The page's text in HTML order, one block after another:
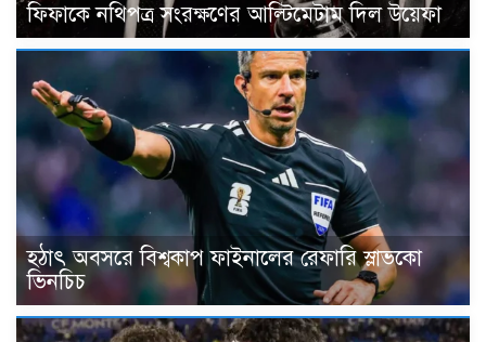
ফিফাকে নথিপত্র সংরক্ষণের আল্টিমেটাম দিল উয়েফা
হঠাৎ অবসরে বিশ্বকাপ ফাইনালের রেফারি স্লাভকো
ভিনচিচ